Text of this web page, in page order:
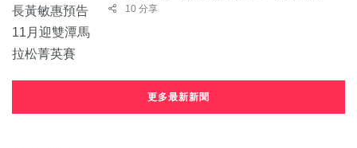
10 分享
更多最新新聞